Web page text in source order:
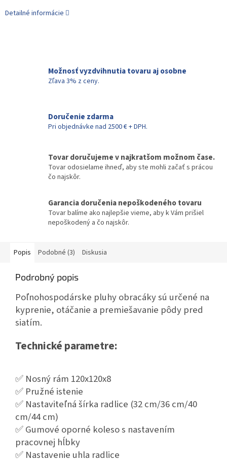
Detailné informácie
Možnosť vyzdvihnutia tovaru aj osobne
Zľava 3% z ceny.
Doručenie zdarma
Pri objednávke nad 2500 € + DPH.
Tovar doručujeme v najkratšom možnom čase.
Tovar odosielame ihneď, aby ste mohli začať s prácou
čo najskôr.
Garancia doručenia nepoškodeného tovaru
Tovar balíme ako najlepšie vieme, aby k Vám prišiel
nepoškodený a čo najskôr.
Popis Podobné (3) Diskusia
Podrobný popis
Poľnohospodárske pluhy obracáky sú určené na
kyprenie, otáčanie a premiešavanie pôdy pred
siatím.
Technické parametre:
✅ Nosný rám 120x120x8
✅ Pružné istenie
✅ Nastaviteľná šírka radlice (32 cm/36 cm/40
cm/44 cm)
✅ Gumové oporné koleso s nastavením
pracovnej hĺbky
✅ Nastavenie uhla radlice